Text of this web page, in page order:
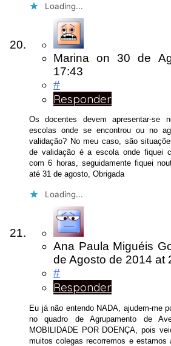
Loading...
Marina on30 de
17:43
#
Responder
Os docentes devem apresentar-se
escolas onde se encontrou ou no
validação? No meu caso, são
de validação é a escola onde fiquei
com 6 horas, seguidamente fiquei
até 31 de agosto, Obrigada
Loading...
Ana Paula Miguéis
de Agosto de 2014 at
#
Responder
Eu já não entendo NADA, ajudem-me
no quadro de Agrupamento de
MOBILIDADE POR DOENÇA, pois
muitos colegas recorremos e estamos